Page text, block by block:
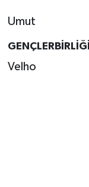
Umut
GENÇLERBİRLİĞİ
Velho